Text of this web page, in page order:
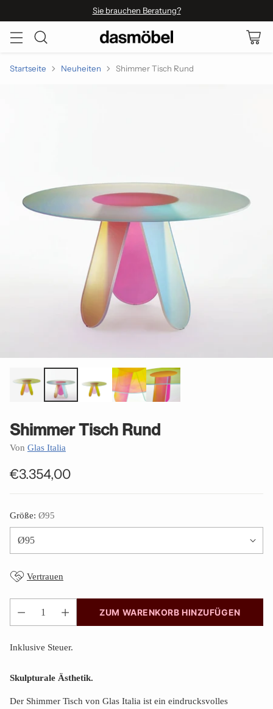
Sie brauchen Beratung?
Startseite Neuheiten Shimmer Tisch Rund
Shimmer Tisch Rund
Von Glas Italia
Normaler
€3.354,00
Größe: Ø95
Vertrauen
Anzahl
ZUM WARENKORB HINZUFÜGEN
Inklusive Steuer.
Skulpturale Ästhetik.
Der Shimmer Tisch von Glas Italia ist ein eindrucksvolles